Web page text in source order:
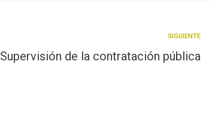
SIGUIENTE
Supervisión de la contratación pública